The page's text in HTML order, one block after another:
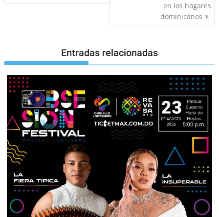
en los hogares
dominicanos
Entradas relacionadas